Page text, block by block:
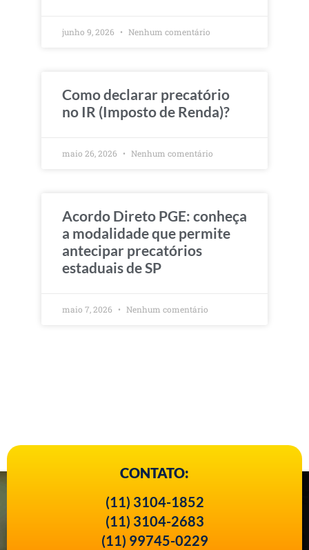
junho 9, 2026 Nenhum comentário
Como declarar precatório
no IR (Imposto de Renda)?
maio 26, 2026 Nenhum comentário
Acordo Direto PGE: conheça
a modalidade que permite
antecipar precatórios
estaduais de SP
maio 7, 2026 Nenhum comentário
CONTATO:
(11) 3104-1852
(11) 3104-2683
(11) 99745-0229